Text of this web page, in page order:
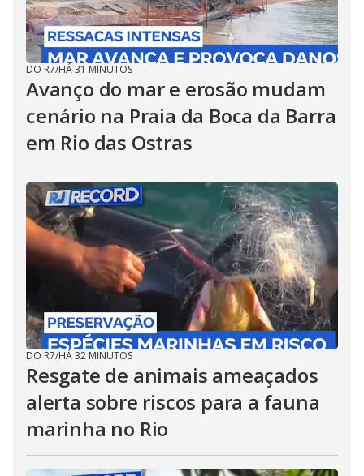
DO R7/HÁ 31 MINUTOS
Avanço do mar e erosão mudam
cenário na Praia da Boca da Barra
em Rio das Ostras
DO R7/HÁ 32 MINUTOS
Resgate de animais ameaçados
alerta sobre riscos para a fauna
marinha no Rio